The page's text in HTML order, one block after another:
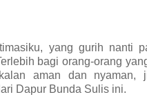
yang gurih nanti
bagi orang-orang
aman dan nyaman,
Dapur Bunda Sulis ini.